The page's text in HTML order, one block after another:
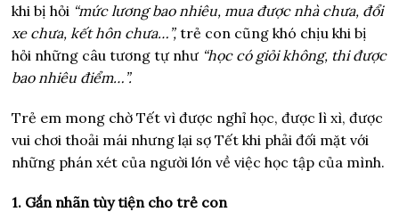
khi bị hỏi “mức lương bao nhiêu, mua được nhà chưa, đổi
xe chưa, kết hôn chưa…”, trẻ con cũng khó chịu khi bị
hỏi những câu tương tự như“học có giỏi không, thi được
bao nhiêu điểm…”.
Trẻ em mong chờ Tết vì được nghỉ học, được lì xì, được
vui chơi thoải mái nhưng lại sợ Tết khi phải đối mặt với
những phán xét của người lớn về việc học tập của mình.
1. Gắn nhãn tùy tiện cho trẻ con